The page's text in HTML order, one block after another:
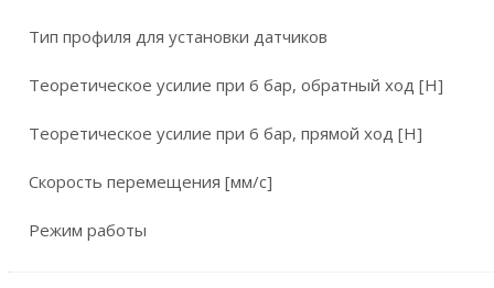
Тип профиля для установки датчиков
Теоретическое усилие при 6 бар, обратный ход [Н]
Теоретическое усилие при 6 бар, прямой ход [Н]
Скорость перемещения [мм/с]
Режим работы